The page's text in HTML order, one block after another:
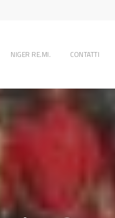
NIGER RE.MI. CONTATTI